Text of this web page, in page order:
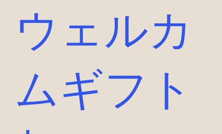
ウェルカ
ムギフト